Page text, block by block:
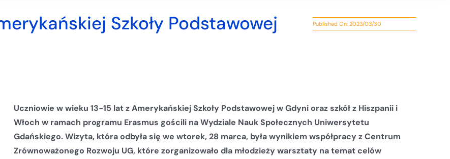
Szkoły Podstawowej
Published On: 2023/03/30
Uczniowie w wieku 13-15 lat z Amerykańskiej Szkoły Podstawowej w Gdyni oraz szkół z Hiszpanii i
Włoch w ramach programu Erasmus gościli na Wydziale Nauk Społecznych Uniwersytetu
Gdańskiego. Wizyta, która odbyła się we wtorek, 28 marca, była wynikiem współpracy z Centrum
Zrównoważonego Rozwoju UG, które zorganizowało dla młodzieży warsztaty na temat celów